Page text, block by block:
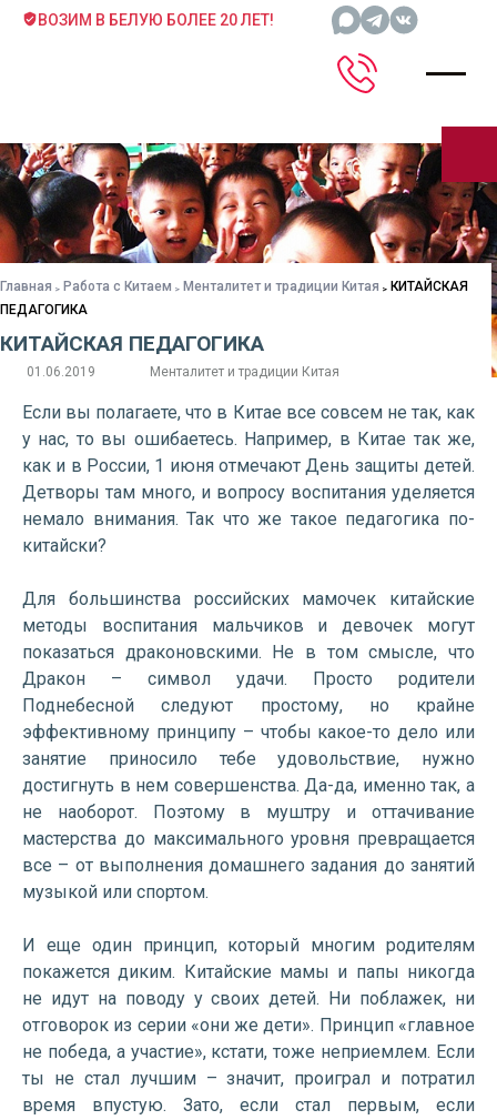
ВОЗИМ В БЕЛУЮ БОЛЕЕ 20 ЛЕТ!
Главная Работа с Китаем Менталитет и традиции Китая
КИТАЙСКАЯ
ПЕДАГОГИКА
КИТАЙСКАЯ ПЕДАГОГИКА
01.06.2019 Менталитет и традиции Китая
Если вы полагаете, что в Китае все совсем не так, как
у нас, то вы ошибаетесь. Например, в Китае так же,
как и в России, 1 июня отмечают День защиты детей.
Детворы там много, и вопросу воспитания уделяется
немало внимания. Так что же такое педагогика по-
китайски?
Для большинства российских мамочек китайские
методы воспитания мальчиков и девочек могут
показаться драконовскими. Не в том смысле, что
Дракон – символ удачи. Просто родители
Поднебесной следуют простому, но крайне
эффективному принципу – чтобы какое-то дело или
занятие приносило тебе удовольствие, нужно
достигнуть в нем совершенства. Да-да, именно так, а
не наоборот. Поэтому в муштру и оттачивание
мастерства до максимального уровня превращается
все – от выполнения домашнего задания до занятий
музыкой или спортом.
И еще один принцип, который многим родителям
покажется диким. Китайские мамы и папы никогда
не идут на поводу у своих детей. Ни поблажек, ни
отговорок из серии «они же дети». Принцип «главное
не победа, а участие», кстати, тоже неприемлем. Если
ты не стал лучшим – значит, проиграл и потратил
время впустую. Зато, если стал первым, если